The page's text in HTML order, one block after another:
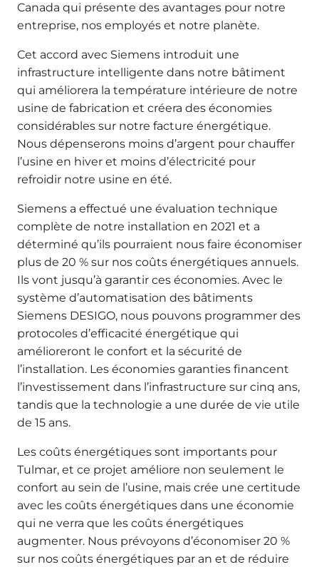
Canada qui présente des avantages pour notre
entreprise, nos employés et notre planète.
Cet accord avec Siemens introduit une
infrastructure intelligente dans notre bâtiment
qui améliorera la température intérieure de notre
usine de fabrication et créera des économies
considérables sur notre facture énergétique.
Nous dépenserons moins d’argent pour chauffer
l’usine en hiver et moins d’électricité pour
refroidir notre usine en été.
Siemens a effectué une évaluation technique
complète de notre installation en 2021 et a
déterminé qu’ils pourraient nous faire économiser
plus de 20 % sur nos coûts énergétiques annuels.
Ils vont jusqu’à garantir ces économies. Avec le
système d’automatisation des bâtiments
Siemens DESIGO, nous pouvons programmer des
protocoles d’efficacité énergétique qui
amélioreront le confort et la sécurité de
l’installation. Les économies garanties financent
l’investissement dans l’infrastructure sur cinq ans,
tandis que la technologie a une durée de vie utile
de 15 ans.
Les coûts énergétiques sont importants pour
Tulmar, et ce projet améliore non seulement le
confort au sein de l’usine, mais crée une certitude
avec les coûts énergétiques dans une économie
qui ne verra que les coûts énergétiques
augmenter. Nous prévoyons d’économiser 20 %
sur nos coûts énergétiques par an et de réduire